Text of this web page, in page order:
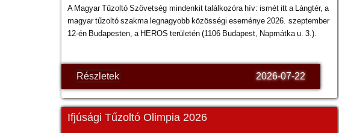
A Magyar Tűzoltó Szövetség mindenkit találkozóra hív: ismét itt a Lángtér, a
magyar tűzoltó szakma legnagyobb közösségi eseménye 2026. szeptember
12-én Budapesten, a HEROS területén (1106 Budapest, Napmátka u. 3.).
Részletek 2026-07-22
Ifjúsági Tűzoltó Olimpia 2026